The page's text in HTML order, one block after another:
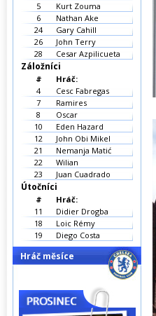
5
Kurt Zouma
6
Nathan Ake
24
Gary Cahill
26
John Terry
28
Cesar Azpilicueta
Záložníci
#
Hráč:
4
Cesc Fabregas
7
Ramires
8
Oscar
10
Eden Hazard
12
John Obi Mikel
21
Nemanja Matić
22
Wilian
23
Juan Cuadrado
Útočníci
#
Hráč:
11
Didier Drogba
18
Loic Rémy
19
Diego Costa
Hráč měsíce